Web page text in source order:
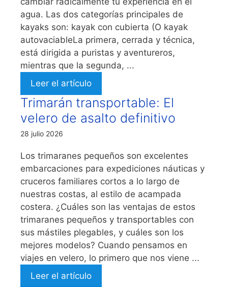
agua. Las dos categorías principales de
kayaks son: kayak con cubierta (O kayak
autovaciableLa primera, cerrada y técnica,
está dirigida a puristas y aventureros,
mientras que la segunda, ...
Leer el artículo
Trimarán transportable: El
velero de asalto definitivo
28 julio 2026
Los trimaranes pequeños son excelentes
embarcaciones para expediciones náuticas y
cruceros familiares cortos a lo largo de
nuestras costas, al estilo de acampada
costera. ¿Cuáles son las ventajas de estos
trimaranes pequeños y transportables con
sus mástiles plegables, y cuáles son los
mejores modelos? Cuando pensamos en
viajes en velero, lo primero que nos viene ...
Leer el artículo